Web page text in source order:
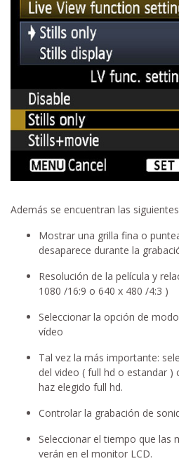
Además se encuentran las
Mostrar una grilla fina o
desaparece durante la
Resolución de la película y
1080 /16:9 o 640 x 480 /4:3 )
Seleccionar la opción de
vídeo
Tal vez la más importante:
del video ( full hd o estandar )
haz elegido full hd.
Controlar la grabación de
Seleccionar el tiempo que las
verán en el monitor LCD.